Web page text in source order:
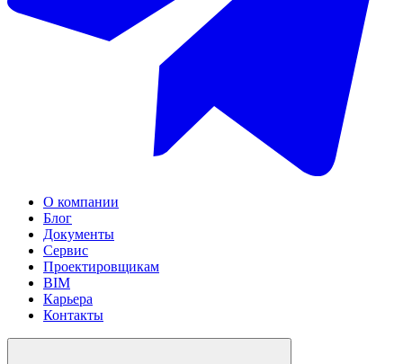
О компании
Блог
Документы
Сервис
Проектировщикам
BIM
Карьера
Контакты